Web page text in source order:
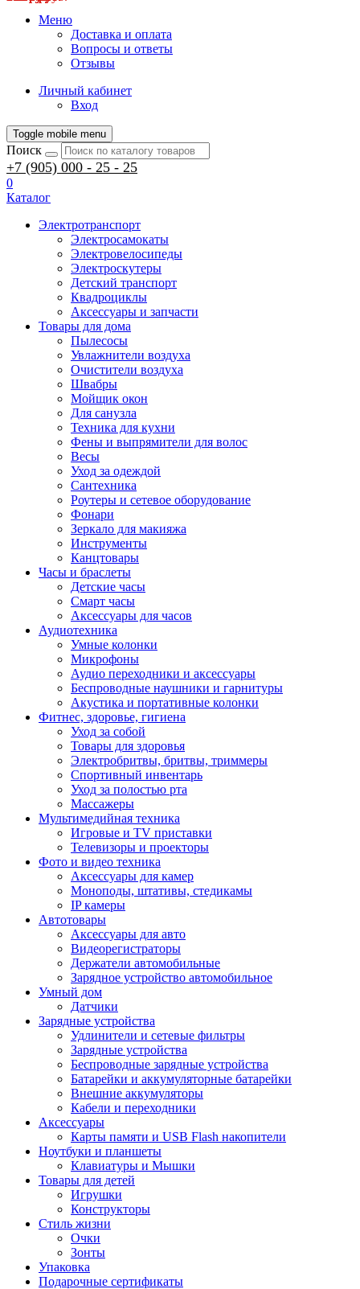
Меню
Доставка и оплата
Вопросы и ответы
Отзывы
Личный кабинет
Вход
Toggle mobile menu
Поиск
+7 (905) 000 - 25 - 25
0
Каталог
Электротранспорт
Электросамокаты
Электровелосипеды
Электроскутеры
Детский транспорт
Квадроциклы
Аксессуары и запчасти
Товары для дома
Пылесосы
Увлажнители воздуха
Очистители воздуха
Швабры
Мойщик окон
Для санузла
Техника для кухни
Фены и выпрямители для волос
Весы
Уход за одеждой
Сантехника
Роутеры и сетевое оборудование
Фонари
Зеркало для макияжа
Инструменты
Канцтовары
Часы и браслеты
Детские часы
Смарт часы
Аксессуары для часов
Аудиотехника
Умные колонки
Микрофоны
Аудио переходники и аксессуары
Беспроводные наушники и гарнитуры
Акустика и портативные колонки
Фитнес, здоровье, гигиена
Уход за собой
Товары для здоровья
Электробритвы, бритвы, триммеры
Спортивный инвентарь
Уход за полостью рта
Массажеры
Мультимедийная техника
Игровые и TV приставки
Телевизоры и проекторы
Фото и видео техника
Аксессуары для камер
Моноподы, штативы, стедикамы
IP камеры
Автотовары
Аксессуары для авто
Видеорегистраторы
Держатели автомобильные
Зарядное устройство автомобильное
Умный дом
Датчики
Зарядные устройства
Удлинители и сетевые фильтры
Зарядные устройства
Беспроводные зарядные устройства
Батарейки и аккумуляторные батарейки
Внешние аккумуляторы
Кабели и переходники
Аксессуары
Карты памяти и USB Flash накопители
Ноутбуки и планшеты
Клавиатуры и Мышки
Товары для детей
Игрушки
Конструкторы
Стиль жизни
Очки
Зонты
Упаковка
Подарочные сертификаты